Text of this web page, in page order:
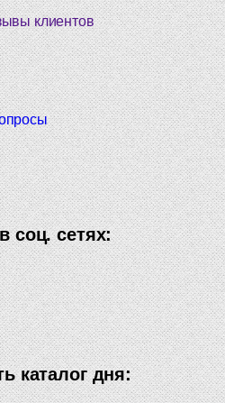
клиентов
соц. сетях:
каталог дня: